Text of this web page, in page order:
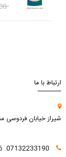
ارتباط با ما
شیراز خیابان فردوسی